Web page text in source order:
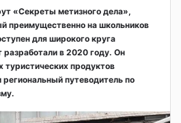
«Секреты метизного дела»,
преимущественно на школьников
для широкого круга
в 2020 году. Он
туристических продуктов
региональный путеводитель по